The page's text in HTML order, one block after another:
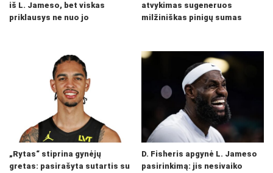
iš L. Jameso, bet viskas
priklausys ne nuo jo
atvykimas sugeneruos
milžiniškas pinigų sumas
„Rytas“ stiprina gynėjų
gretas: pasirašyta sutartis su
D. Fisheris apgynė L. Jameso
pasirinkimą: jis nesivaiko